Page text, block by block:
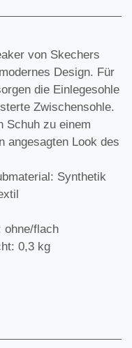
von Skechers
Design. Für
die Einlegesohle
Zwischensohle.
Schuh zu einem
angesagten Look des
Synthetik
ohne/flach
0,3 kg